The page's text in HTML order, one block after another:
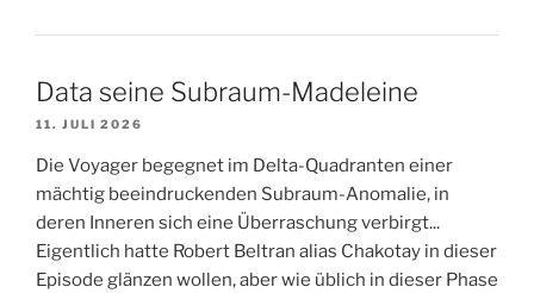
Data seine Subraum-Madeleine
11. JULI 2026
Die Voyager begegnet im Delta-Quadranten einer
mächtig beeindruckenden Subraum-Anomalie, in
deren Inneren sich eine Überraschung verbirgt...
Eigentlich hatte Robert Beltran alias Chakotay in dieser
Episode glänzen wollen, aber wie üblich in dieser Phase